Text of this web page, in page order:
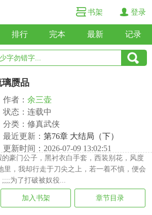
书架 登录
排行 完本 最新 记录
璃赝品
作者： 余三壶
状态：连载中
分类：修真武侠
最近更新： 第76章 大结局（下）
更新时间：2026-07-09 13:02:51
豪门公子，黑衬衣白手套，西装别花，风度
里，我却行走于刀尖之上，若一着不慎，便会
为了打破被奴役...
加入书架 章节目录